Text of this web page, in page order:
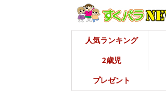
人気ランキング
2歳児
プレゼント